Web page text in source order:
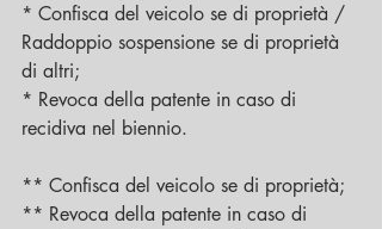
* Confisca del veicolo se di proprietà /
Raddoppio sospensione se di proprietà
di altri;
* Revoca della patente in caso di
recidiva nel biennio.
** Confisca del veicolo se di proprietà;
** Revoca della patente in caso di